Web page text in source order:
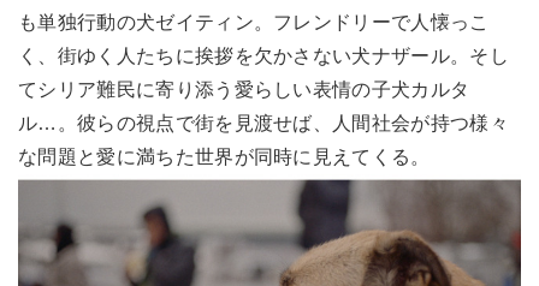
も単独行動の犬ゼイティン。フレンドリーで人懐っこ
く、街ゆく人たちに挨拶を欠かさない犬ナザール。そし
てシリア難民に寄り添う愛らしい表情の子犬カルタ
ル…。彼らの視点で街を見渡せば、人間社会が持つ様々
な問題と愛に満ちた世界が同時に見えてくる。